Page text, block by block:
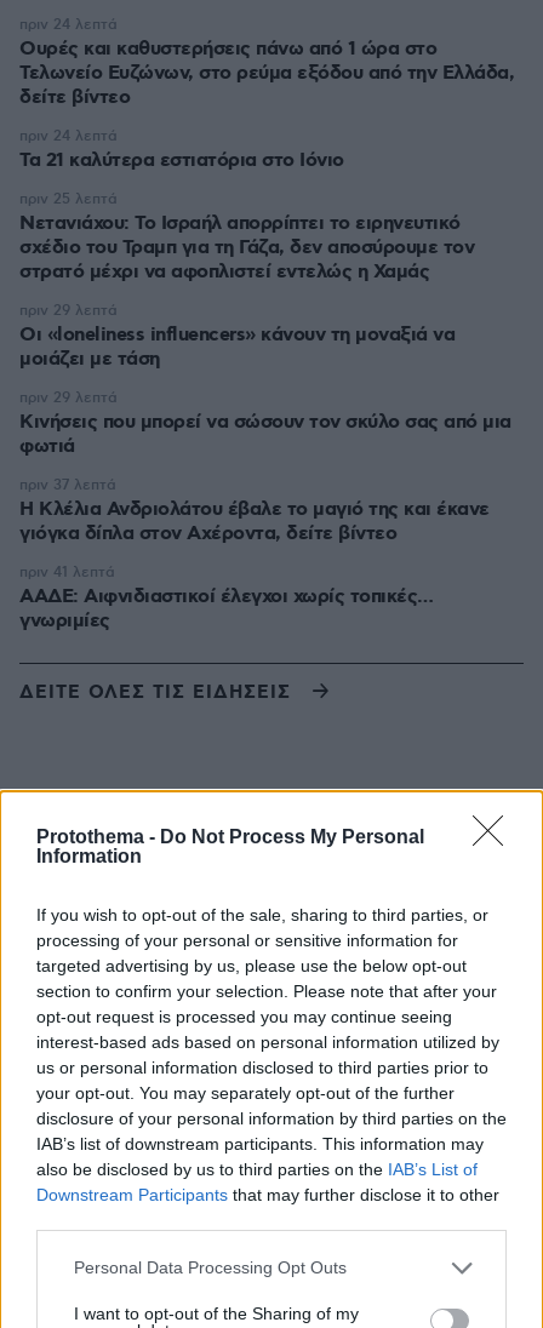
Protothema - Do Not Process My Personal
Information
If you wish to opt-out of the sale, sharing to third parties, or
processing of your personal or sensitive information for
targeted advertising by us, please use the below opt-out
section to confirm your selection. Please note that after your
opt-out request is processed you may continue seeing
interest-based ads based on personal information utilized by
us or personal information disclosed to third parties prior to
your opt-out. You may separately opt-out of the further
disclosure of your personal information by third parties on the
IAB’s list of downstream participants. This information may
also be disclosed by us to third parties on the IAB’s List of
Downstream Participants that may further disclose it to other
Please note that this website/app uses one or more Google
not limited to your visit or usage behaviour. You may click to
Personal Data Processing Opt Outs
I want to opt-out of the Sharing of my
Ουρές και καθυστερήσεις πάνω από 1 ώρα στο
Τελωνείο Ευζώνων, στο ρεύμα εξόδου από την Ελλάδα,
δείτε βίντεο
πριν 24 λεπτά
Τα 21 καλύτερα εστιατόρια στο Ιόνιο
πριν 24 λεπτά
Νετανιάχου: Το Ισραήλ απορρίπτει το ειρηνευτικό
σχέδιο του Τραμπ για τη Γάζα, δεν αποσύρουμε τον
στρατό μέχρι να αφοπλιστεί εντελώς η Χαμάς
πριν 25 λεπτά
Οι «loneliness influencers» κάνουν τη μοναξιά να
μοιάζει με τάση
πριν 29 λεπτά
Κινήσεις που μπορεί να σώσουν τον σκύλο σας από μια
φωτιά
πριν 29 λεπτά
Η Κλέλια Ανδριολάτου έβαλε το μαγιό της και έκανε
γιόγκα δίπλα στον Αχέροντα, δείτε βίντεο
πριν 37 λεπτά
ΑΑΔΕ: Αιφνιδιαστικοί έλεγχοι χωρίς τοπικές…
γνωριμίες
πριν 41 λεπτά
ΔΕΙΤΕ ΟΛΕΣ ΤΙΣ ΕΙΔΗΣΕΙΣ
ΤΑ ΠΙΟ ΔΗΜΟΦΙΛΗ